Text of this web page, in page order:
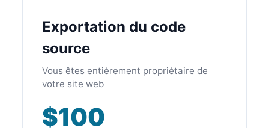
Exportation du code
source
Vous êtes entièrement propriétaire de
votre site web
$100